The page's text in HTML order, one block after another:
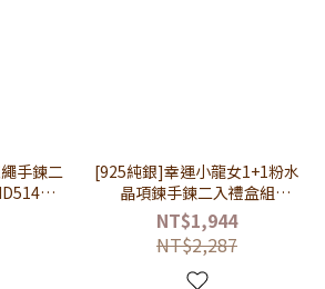
手鍊二
】-
[925純銀]幸運小龍女1+1粉水
晶項鍊手鍊二入禮盒組
【MMS908】-項鍊+手鍊
NT$1,944
NT$2,287